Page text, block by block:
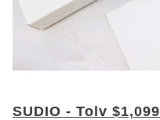
SUDIO - Tolv $1,099